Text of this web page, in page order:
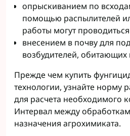
опрыскиванием по
помощью распылителей
работы могут
внесением в почву для
возбудителей, обитающих
Прежде чем купить
технологии, узнайте норму
для расчета необходимого
Интервал между
назначения агрохимиката.